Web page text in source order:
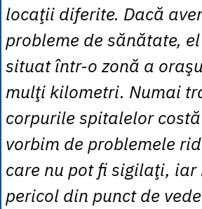
locaţii diferite. Dacă
probleme de sănătate,
situat într-o zonă a
mulţi kilometri. Numai
corpurile spitalelor
vorbim de problemele
care nu pot fi sigilaţi,
pericol din punct de